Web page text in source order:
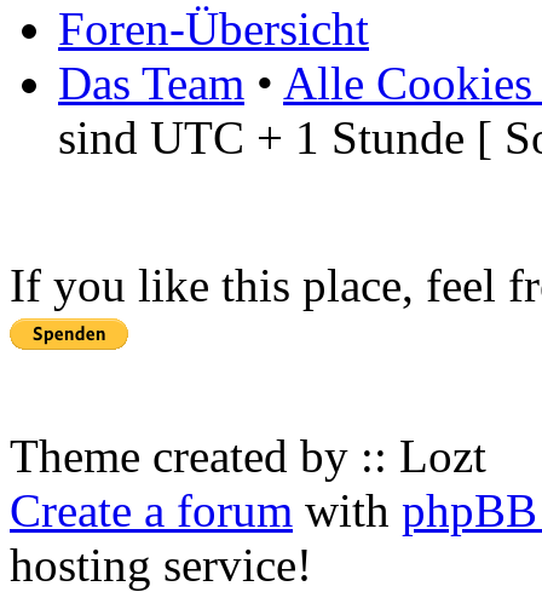
Foren-Übersicht
Das Team • Alle Cookies
sind UTC + 1 Stunde [
If you like this place, feel
Theme created by :: Lozt
Create a forum with
hosting service!